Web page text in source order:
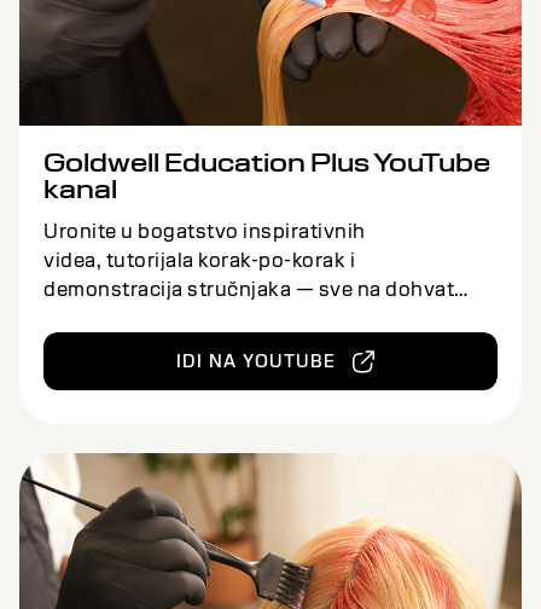
Goldwell Education Plus YouTube
kanal
Uronite u bogatstvo inspirativnih
videa, tutorijala korak-po-korak i
demonstracija stručnjaka — sve na dohvat
IDI NA YOUTUBE